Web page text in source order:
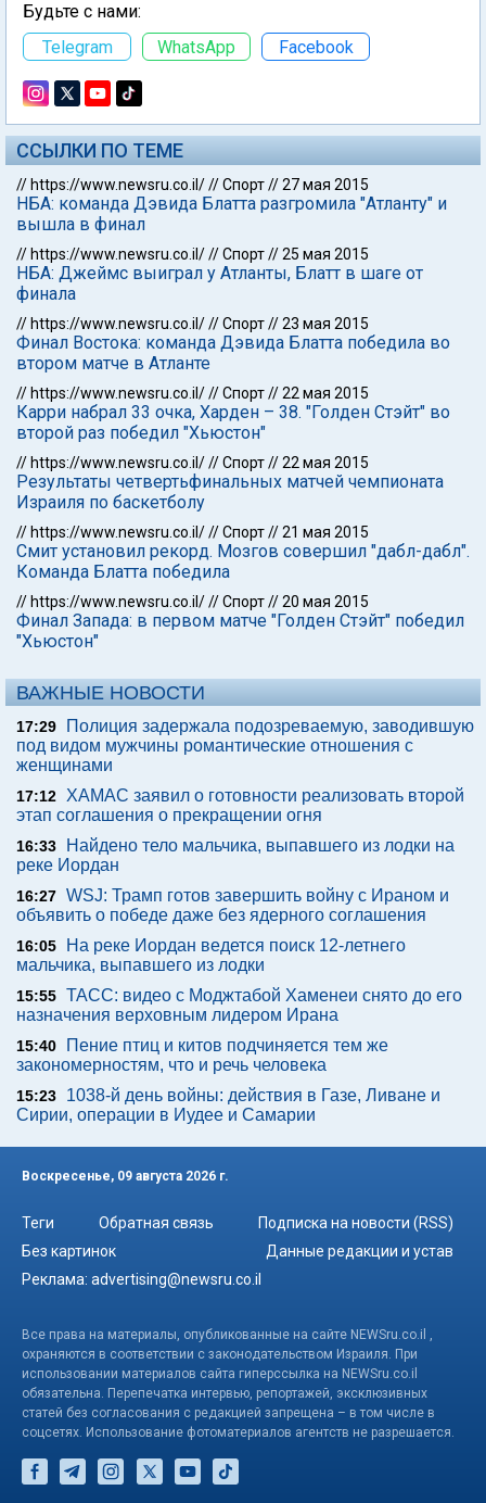
Будьте с нами:
Telegram
WhatsApp Facebook
ССЫЛКИ ПО ТЕМЕ
// https://www.newsru.co.il///Спорт//27 мая 2015
НБА: команда Дэвида Блатта разгромила "Атланту" и
вышла в финал
// https://www.newsru.co.il///Спорт//25 мая 2015
НБА: Джеймс выиграл у Атланты, Блатт в шаге от
финала
// https://www.newsru.co.il///Спорт//23 мая 2015
Финал Востока: команда Дэвида Блатта победила во
втором матче в Атланте
// https://www.newsru.co.il///Спорт//22 мая 2015
Карри набрал 33 очка, Харден – 38. "Голден Стэйт" во
второй раз победил "Хьюстон"
// https://www.newsru.co.il///Спорт//22 мая 2015
Результаты четвертьфинальных матчей чемпионата
Израиля по баскетболу
// https://www.newsru.co.il///Спорт//21 мая 2015
Смит установил рекорд. Мозгов совершил "дабл-дабл".
Команда Блатта победила
// https://www.newsru.co.il///Спорт//20 мая 2015
Финал Запада: в первом матче "Голден Стэйт" победил
"Хьюстон"
ВАЖНЫЕ НОВОСТИ
17:29
Полиция задержала подозреваемую, заводившую
под видом мужчины романтические отношения с
женщинами
17:12
ХАМАС заявил о готовности реализовать второй
этап соглашения о прекращении огня
16:33
Найдено тело мальчика, выпавшего из лодки на
реке Иордан
16:27 WSJ: Трамп готов завершить войну с Ираном и
объявить о победе даже без ядерного соглашения
16:05
На реке Иордан ведется поиск 12-летнего
мальчика, выпавшего из лодки
15:55 ТАСС: видео с Моджтабой Хаменеи снято до его
назначения верховным лидером Ирана
15:40
Пение птиц и китов подчиняется тем же
закономерностям, что и речь человека
15:23
1038-й день войны: действия в Газе, Ливане и
Сирии, операции в Иудее и Самарии
Воскресенье, 09 августа 2026 г.
Теги Обратная связь
Подписка на новости (RSS)
Без картинок
Данные редакции и устав
Реклама: advertising@newsru.co.il
Все права на материалы, опубликованные на сайте NEWSru.co.il ,
охраняются в соответствии с законодательством Израиля. При
использовании материалов сайта гиперссылка на NEWSru.co.il
обязательна. Перепечатка интервью, репортажей, эксклюзивных
статей без согласования с редакцией запрещена – в том числе в
соцсетях. Использование фотоматериалов агентств не разрешается.